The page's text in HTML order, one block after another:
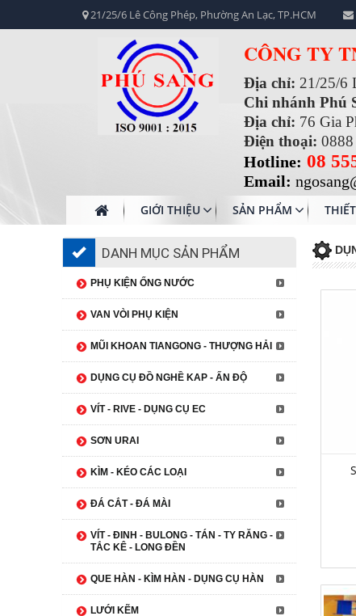
21/25/6 Lê Công Phép, Phường An Lạc, TP.HCM
CÔNG TY
Địa chỉ: 21/25/6
Chi nhánh Phú
Địa chỉ: 76 Gia
Điện thoại:
Hotline: 08
Email:
GIỚI THIỆU SẢN PHẨM
DANH MỤC SẢN PHẨM
PHỤ KIỆN ỐNG NƯỚC
VAN VÒI PHỤ KIỆN
MŨI KHOAN TIANGONG - THƯỢNG HẢI
DỤNG CỤ ĐỒ NGHỀ KAP - ẤN ĐỘ
VÍT - RIVE - DỤNG CỤ EC
SƠN URAI
KÌM - KÉO CÁC LOẠI
ĐÁ CẮT - ĐÁ MÀI
VÍT - ĐINH - BULONG - TÁN - TY RĂNG -
TẮC KÊ - LONG ĐỀN
QUE HÀN - KÌM HÀN - DỤNG CỤ HÀN
LƯỚI KẼM